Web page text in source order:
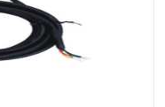
液位计
计传感器定制